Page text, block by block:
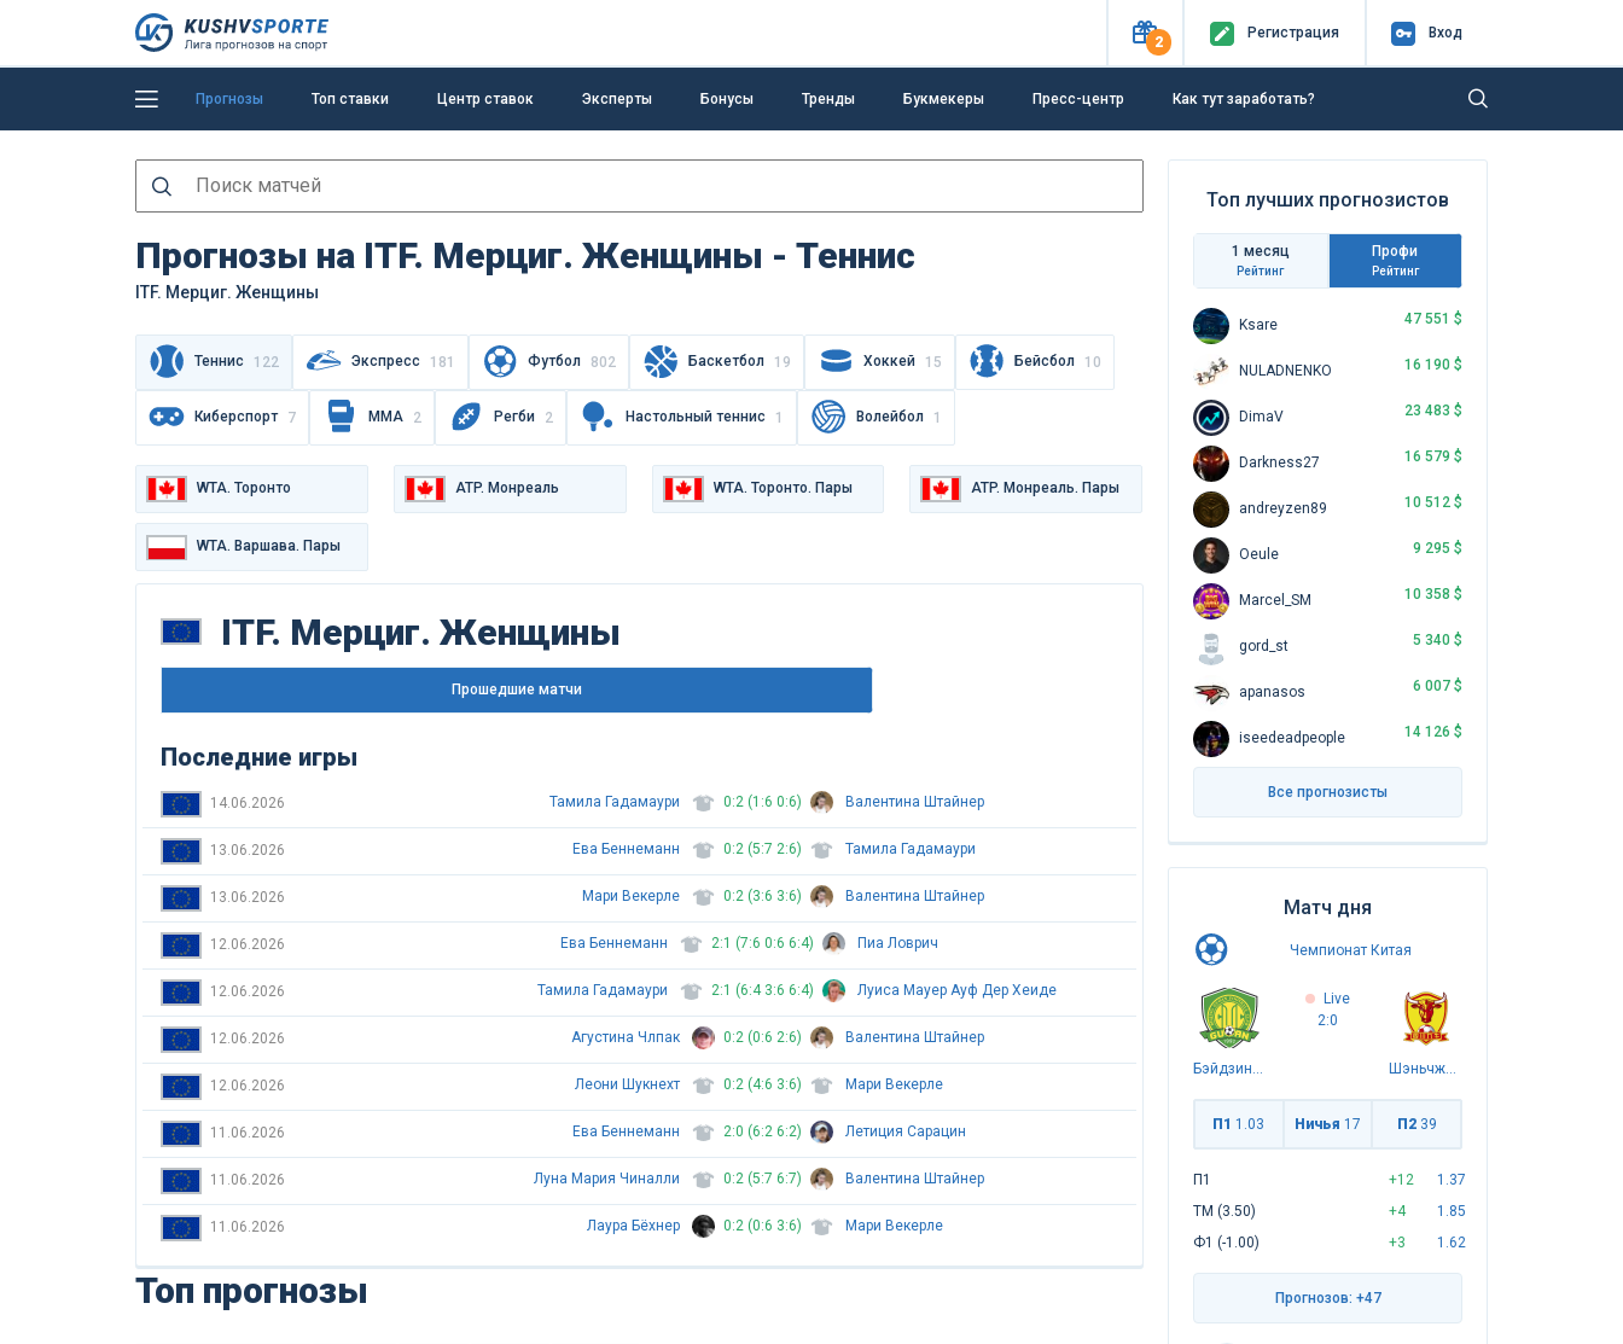
2
Регистрация Вход
Прогнозы Топ ставки Центр ставок Эксперты Бонусы Тренды Букмекеры Пресс-центр Как тут заработать?
Прогнозы на ITF. Мерциг. Женщины - Теннис
ITF. Мерциг. Женщины
Теннис 122 Экспресс 181 Футбол 802 Баскетбол 19 Хоккей 15 Бейсбол 10
Киберспорт 7 MMA 2 Регби 2 Настольный теннис 1 Волейбол 1
WTA. Торонто ATP. Монреаль WTA. Торонто. Пары ATP. Монреаль. Пары
WTA. Варшава. Пары
ITF. Мерциг. Женщины
Прошедшие матчи
Последние игры
14.06.2026 Тамила Гадамаури 0:2 (1:6 0:6) Валентина Штайнер
13.06.2026 Ева Беннеманн 0:2 (5:7 2:6) Тамила Гадамаури
13.06.2026 Мари Векерле 0:2 (3:6 3:6) Валентина Штайнер
12.06.2026 Ева Беннеманн 2:1 (7:6 0:6 6:4) Пиа Ловрич
12.06.2026 Тамила Гадамаури 2:1 (6:4 3:6 6:4) Луиса Мауер Ауф Дер Хеиде
12.06.2026 Агустина Члпак 0:2 (0:6 2:6) Валентина Штайнер
12.06.2026 Леони Шукнехт 0:2 (4:6 3:6) Мари Векерле
11.06.2026 Ева Беннеманн 2:0 (6:2 6:2) Летиция Сарацин
11.06.2026 Луна Мария Чиналли 0:2 (5:7 6:7) Валентина Штайнер
11.06.2026 Лаура Бёхнер 0:2 (0:6 3:6) Мари Векерле
Топ прогнозы
Топ лучших прогнозистов
1 месяц
Рейтинг
Профи
Рейтинг
Ksare 47 551 $
NULADNENKO 16 190 $
DimaV 23 483 $
Darkness27 16 579 $
andreyzen89 10 512 $
Oeule 9 295 $
Marcel_SM 10 358 $
gord_st 5 340 $
apanasos 6 007 $
iseedeadpeople 14 126 $
Все прогнозисты
Матч дня
Чемпионат Китая
Бэйдзин Гоань
Live
2:0
Шэньчжэнь Пэн Сити
П1 1.03 Ничья 17 П2 39
П1 +12
1.37
ТМ (3.50)
+4
1.85
Ф1 (-1.00)
+3 1.62
Прогнозов: +47